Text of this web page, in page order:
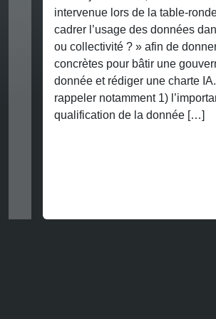
lors de la table-ronde « Comment
des données dans votre entreprise
? » afin de donner quelques clés
pour bâtir une gouvernance de la
et rédiger une charte IA. L’occasion de
notamment 1) l’importance de la
de la donnée […]